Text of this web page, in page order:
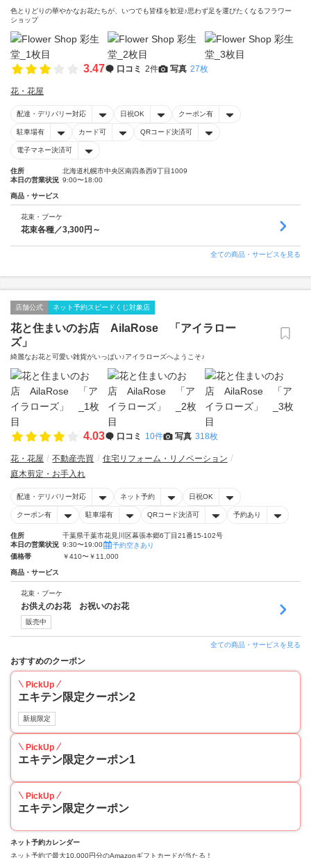
色とりどりの華やかなお花たちが、いつでも皆様を歓迎♪思わず足を運びたくなるフラワー
ショップ
3.47 口コミ 2件 写真 27枚
花・花屋
配達・デリバリー対応 日祝OK クーポン有
駐車場有 カード可 QRコード決済可
電子マネー決済可
住所
北海道札幌市中央区南四条西9丁目1009
本日の営業状況 9:00〜18:00
商品・サービス
花束・ブーケ
花束各種／3,300円～
全ての商品・サービスを見る
店舗公式 ネット予約スピードくじ対象店
花と住まいのお店 AilaRose 「アイラロー
ズ」
綺麗なお花と可愛い雑貨がいっぱい♪アイラローズへようこそ♪
4.03 口コミ 10件 写真 318枚
花・花屋 不動産売買
住宅リフォーム・リノベーション
庭木剪定・お手入れ
配達・デリバリー対応 ネット予約 日祝OK
クーポン有 駐車場有 QRコード決済可 予約あり
住所
千葉県千葉市花見川区幕張本郷6丁目21番15-102号
本日の営業状況 9:30〜19:00
予約空きあり
価格帯
￥410〜￥11,000
商品・サービス
花束・ブーケ
お供えのお花 お祝いのお花
販売中
全ての商品・サービスを見る
おすすめのクーポン
PickUp
エキテン限定クーポン2
新規限定
PickUp
エキテン限定クーポン1
PickUp
エキテン限定クーポン
ネット予約カレンダー
ネット予約で最大10,000円分のAmazonギフトカードが当たる！